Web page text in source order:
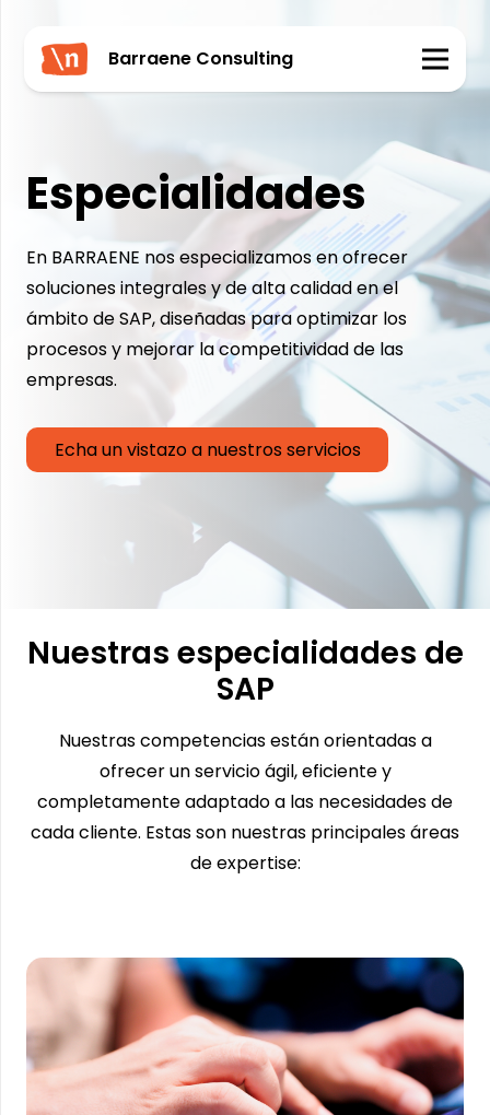
Barraene Consulting
Especialidades
En BARRAENE nos especializamos en ofrecer
soluciones integrales y de alta calidad en el
ámbito de SAP, diseñadas para optimizar los
procesos y mejorar la competitividad de las
empresas.
Echa un vistazo a nuestros servicios
Nuestras especialidades de
SAP
Nuestras competencias están orientadas a
ofrecer un servicio ágil, eficiente y
completamente adaptado a las necesidades de
cada cliente. Estas son nuestras principales áreas
de expertise: